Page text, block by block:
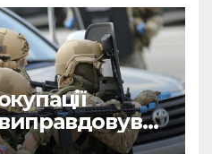
викрила